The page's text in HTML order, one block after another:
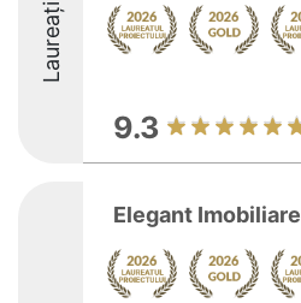
Laureați
9.3
Elegant Imobiliare